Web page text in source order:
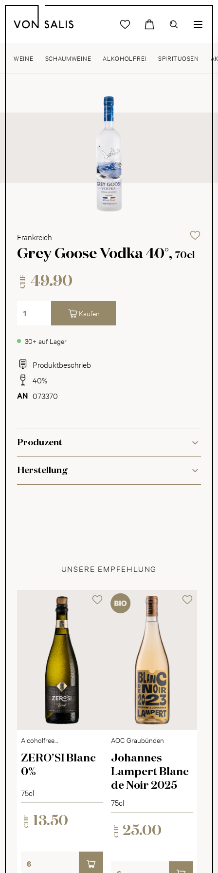
WEINE SCHAUMWEINE ALKOHOLFREI SPIRITUOSEN
Frankreich
Grey Goose Vodka 40°, 70cl
Produktbeschrieb
40%
073370
30+ auf Lager
CHF 49.90
Kaufen
Produzent
Herstellung
UNSERE EMPFEHLUNG
Alcoholfree
Sparkling Dry
ZERO'SI Blanc
0%
75cl
CHF 13.50
AOC Graubünden
Johannes
Lampert Blanc
de Noir 2025
75cl
CHF 25.00